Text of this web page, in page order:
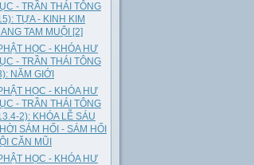
- TRẦN THÁI TÔNG
TỰA - KINH KIM
TAM MUỘI [2]
HỌC - KHÓA HƯ
- TRẦN THÁI TÔNG
NĂM GIỚI
HỌC - KHÓA HƯ
- TRẦN THÁI TÔNG
2): KHÓA LỄ SÁU
SÁM HỐI - SÁM HỐI
CĂN MŨI
HỌC - KHÓA HƯ